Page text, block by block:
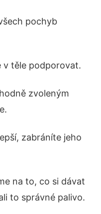
pochyb
v těle podporovat.
zvoleným
zabráníte jeho
na to, co si dávat
to správné palivo.